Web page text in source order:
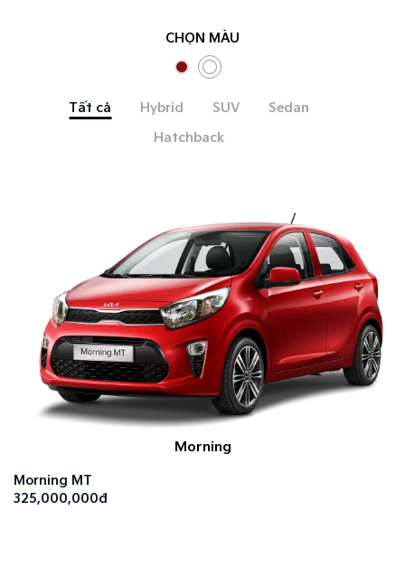
CHỌN MÀU
Tất cả Hybrid SUV
Sedan
Hatchback
Morning
Morning MT
325,000,000đ